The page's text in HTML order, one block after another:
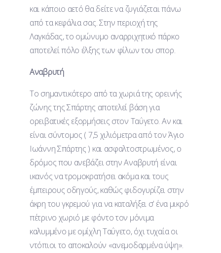
και κάποιο αετό θα δείτε να ζυγιάζεται πάνω
από τα κεφάλια σας. Στην περιοχή της
Λαγκάδας, το ομώνυμο αναρριχητικό πάρκο
αποτελεί πόλο έλξης των φίλων του σπορ.
Αναβρυτή
Το σημαντικότερο από τα χωριά της ορεινής
ζώνης της Σπάρτης αποτελεί βάση για
ορειβατικές εξορμήσεις στον Ταΰγετο. Αν και
είναι σύντομος ( 7,5 χιλιόμετρα από τον Άγιο
Ιωάννη Σπάρτης ) και ασφαλτοστρωμένος, ο
δρόμος που ανεβάζει στην Αναβρυτή είναι
ικανός να τρομοκρατήσει ακόμα και τους
έμπειρους οδηγούς, καθώς φιδογυρίζει στην
άκρη του γκρεμού για να καταλήξει σ’ ένα μικρό
πέτρινο χωριό με φόντο τον μόνιμα
καλυμμένο με ομίχλη Ταΰγετο, όχι τυχαία οι
ντόπιοι το αποκαλούν «ανεμοδαρμένα ύψη».